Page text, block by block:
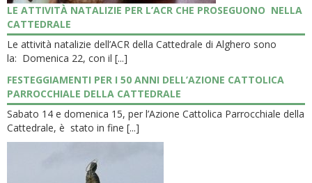
LE ATTIVITÀ NATALIZIE PER L’ACR CHE PROSEGUONO NELLA
CATTEDRALE
Le attività natalizie dell’ACR della Cattedrale di Alghero sono
la: Domenica 22, con il [...]
FESTEGGIAMENTI PER I 50 ANNI DELL’AZIONE CATTOLICA
PARROCCHIALE DELLA CATTEDRALE
Sabato 14 e domenica 15, per l’Azione Cattolica Parrocchiale della
Cattedrale, è stato in fine [...]